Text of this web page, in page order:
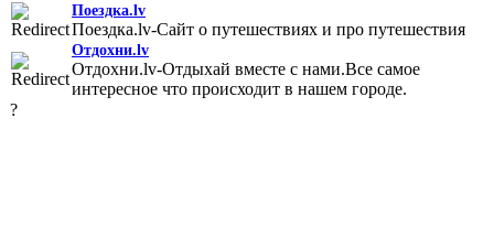
Поездка.lv
Поездка.lv-Сайт о путешествиях и про путешествия
Отдохни.lv
Отдохни.lv-Отдыхай вместе с нами.Все самое
интересное что происходит в нашем городе.
?